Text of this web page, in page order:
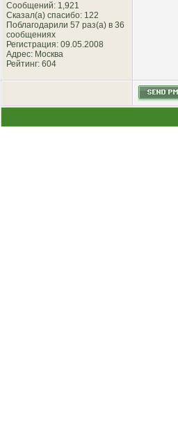
Сообщений: 1,921
Сказал(а) спасибо: 122
Поблагодарили 57 раз(а) в 36
сообщениях
Регистрация: 09.05.2008
Адрес: Москва
Рейтинг: 604